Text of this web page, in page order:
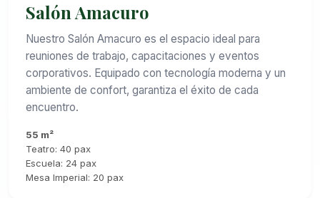
Salón Amacuro
Nuestro Salón Amacuro es el espacio ideal para
reuniones de trabajo, capacitaciones y eventos
corporativos. Equipado con tecnología moderna y un
ambiente de confort, garantiza el éxito de cada
encuentro.
55 m²
Teatro: 40 pax
Escuela: 24 pax
Mesa Imperial: 20 pax